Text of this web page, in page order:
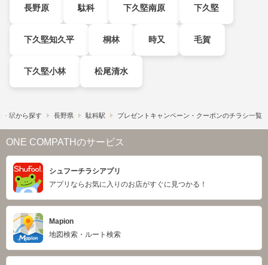
長野原 駄科 下久堅南原 下久堅
下久堅知久平 桐林 時又 毛賀
下久堅小林 松尾清水
・駅から探す 長野県 駄科駅 プレゼントキャンペーン・クーポンのチラシ一覧
ONE COMPATHのサービス
シュフーチラシアプリ
アプリならお気に入りのお店がすぐに見つかる！
Mapion
地図検索・ルート検索